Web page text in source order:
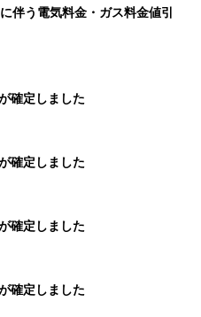
伴う電気料金・ガス料金値引
確定しました
確定しました
確定しました
確定しました